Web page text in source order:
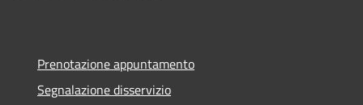
Prenotazione appuntamento
Segnalazione disservizio